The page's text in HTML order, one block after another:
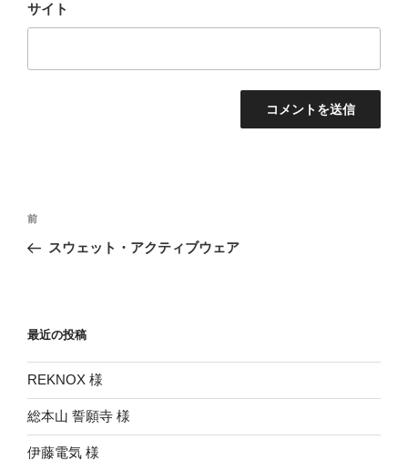
サイト
投
ナ
ー
シ
ョ
ン
前
の
前
スウェット・アクティブウェア
最近の投稿
REKNOX 様
総本山 誓願寺 様
伊藤電気 様